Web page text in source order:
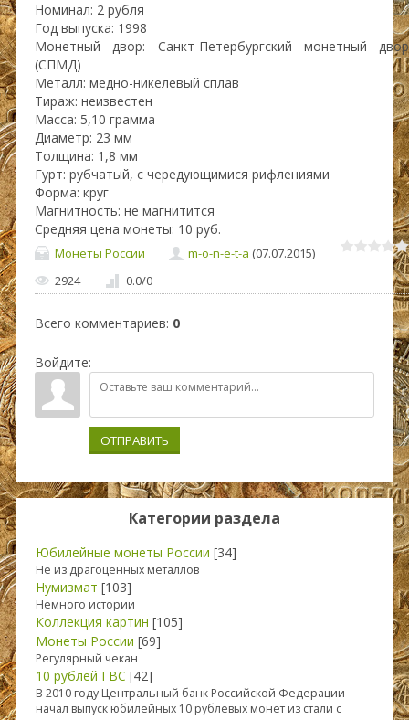
Номинал: 2 рубля
Год выпуска: 1998
Монетный двор: Санкт-Петербургский монетный двор
(СПМД)
Металл: медно-никелевый сплав
Тираж: неизвестен
Масса: 5,10 грамма
Диаметр: 23 мм
Толщина: 1,8 мм
Гурт: рубчатый, с чередующимися рифлениями
Форма: круг
Магнитность: не магнитится
Средняя цена монеты: 10 руб.
Монеты России m-o-n-e-t-a (07.07.2015)
2924
0.0/0
Всего комментариев: 0
Войдите:
ОТПРАВИТЬ
Категории раздела
Юбилейные монеты России [34]
Не из драгоценных металлов
Нумизмат [103]
Немного истории
Коллекция картин [105]
Монеты России [69]
Регулярный чекан
10 рублей ГВС [42]
В 2010 году Центральный банк Российской Федерации
начал выпуск юбилейных 10 рублевых монет из стали с